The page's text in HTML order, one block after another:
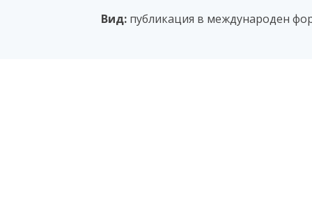
Вид: публикация в международен